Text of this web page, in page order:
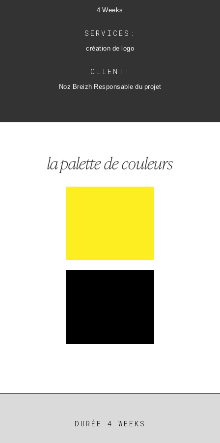
4 Weeks
SERVICES:
création de logo
CLIENT:
Noz Breizh Responsable du projet
la palette de couleurs
DURÉE 4 WEEKS